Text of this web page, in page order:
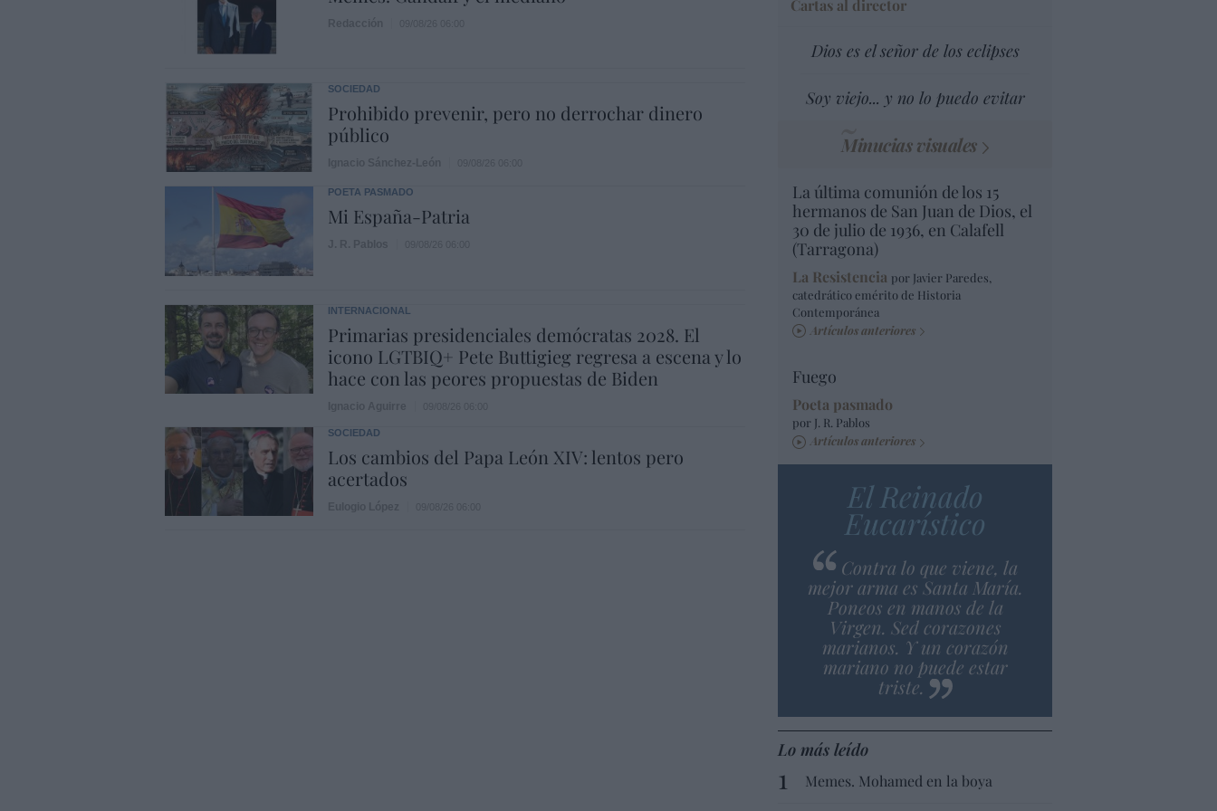
SOCIEDAD
Prohibido prevenir, pero no derrochar dinero
público
POETA PASMADO
Mi España-Patria
INTERNACIONAL
Primarias presidenciales demócratas 2028. El
icono LGTBIQ+ Pete Buttigieg regresa a escena y lo
hace con las peores propuestas de Biden
SOCIEDAD
Los cambios del Papa León XIV: lentos pero
acertados
Cartas al director
Dios es el señor de los eclipses
Soy viejo... y no lo puedo evitar
Minucias visuales
La última comunión de los 15
hermanos de San Juan de Dios, el
30 de julio de 1936, en Calafell
(Tarragona)
La Resistencia por Javier Paredes,
catedrático emérito de Historia
Contemporánea
Artículos anteriores
Fuego
Poeta pasmado
por J. R. Pablos
Artículos anteriores
El Reinado
Eucarístico
Contra lo que viene, la
mejor arma es Santa María.
Poneos en manos de la
Virgen. Sed corazones
marianos. Y un corazón
mariano no puede estar
triste.
Lo más leído
Memes. Mohamed en la boya